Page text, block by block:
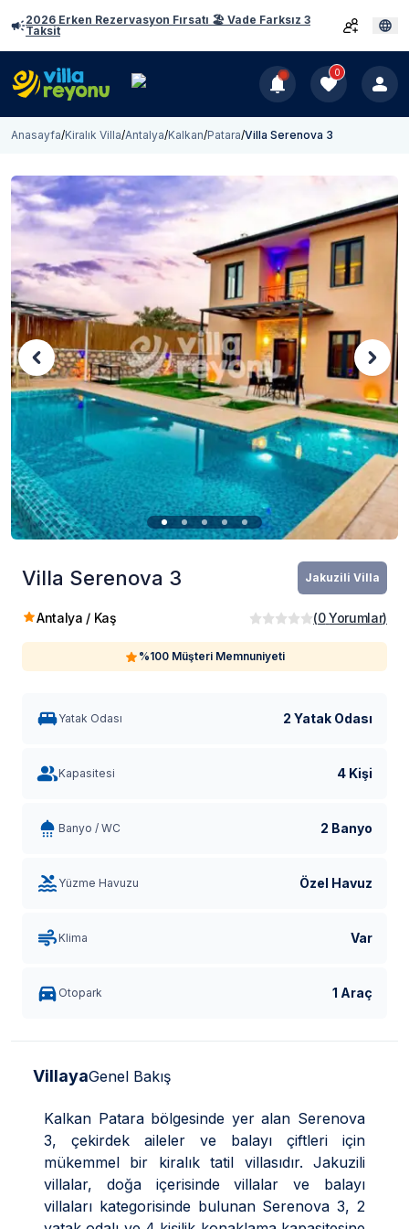
2026 Erken Rezervasyon Fırsatı 🏖️ Vade Farksız 3
Taksit
0
Anasayfa/Kiralık Villa/Antalya/Kalkan/Patara/Villa Serenova 3
Villa Serenova 3 Jakuzili Villa
Antalya / Kaş (0 Yorumlar)
%100 Müşteri Memnuniyeti
Yatak Odası 2 Yatak Odası
Kapasitesi 4 Kişi
Banyo / WC 2 Banyo
Yüzme Havuzu Özel Havuz
Klima Var
Otopark 1 Araç
VillayaGenel Bakış
Kalkan Patara bölgesinde yer alan Serenova
3, çekirdek aileler ve balayı çiftleri için
mükemmel bir kiralık tatil villasıdır. Jakuzili
villalar, doğa içerisinde villalar ve balayı
villaları kategorisinde bulunan Serenova 3, 2